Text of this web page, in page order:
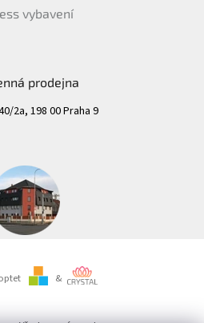
vybavení
prodejna
2a, 198 00 Praha 9
&